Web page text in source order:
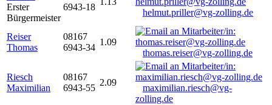
Erster
Bürgermeister
6943-18
helmut.priller@vg-zolling.de
Reiser
Thomas
08167
6943-34
1.09
thomas.reiser@vg-zolling.de
Riesch
Maximilian
08167
6943-55
2.09
maximilian.riesch@vg-
zolling.de